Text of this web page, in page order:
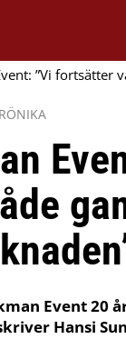
”Vi fortsätter
Event 20
Hansi